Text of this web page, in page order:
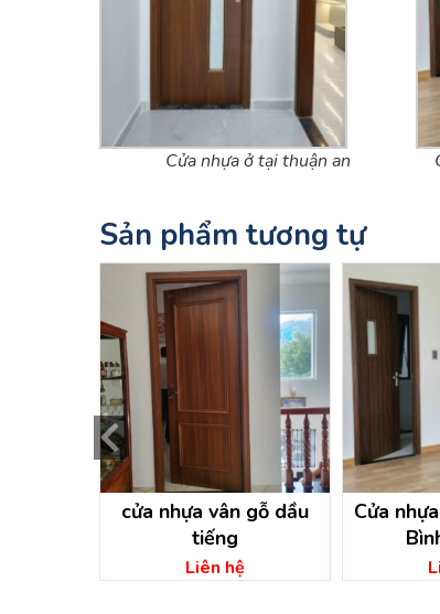
Cửa nhựa ở tại thuận an
Sản phẩm tương tự
cửa nhựa vân gỗ dầu
tiếng
Liên hệ
Cửa